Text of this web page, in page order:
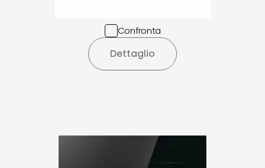
Confronta
Dettaglio